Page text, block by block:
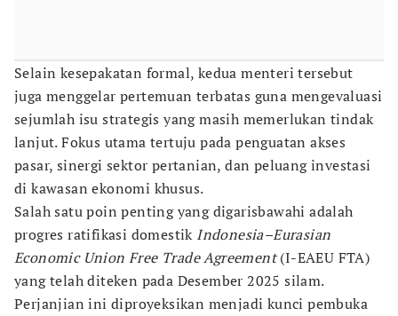
Selain kesepakatan formal, kedua menteri tersebut
juga menggelar pertemuan terbatas guna mengevaluasi
sejumlah isu strategis yang masih memerlukan tindak
lanjut. Fokus utama tertuju pada penguatan akses
pasar, sinergi sektor pertanian, dan peluang investasi
di kawasan ekonomi khusus.
Salah satu poin penting yang digarisbawahi adalah
progres ratifikasi domestik Indonesia–Eurasian
Economic Union Free Trade Agreement(I-EAEU FTA)
yang telah diteken pada Desember 2025 silam.
Perjanjian ini diproyeksikan menjadi kunci pembuka